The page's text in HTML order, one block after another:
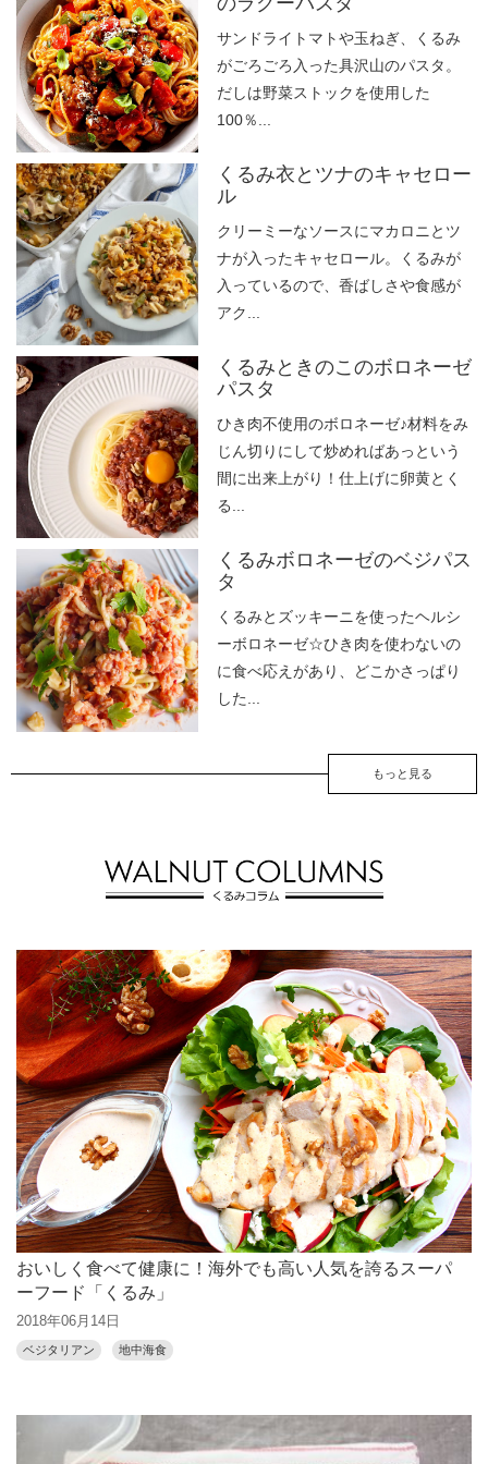
サンドライトマトや玉ねぎ、くるみ
がごろごろ入った具沢山のパスタ。
だしは野菜ストックを使用した
100％...
くるみ衣とツナのキャセロー
ル
クリーミーなソースにマカロニとツ
ナが入ったキャセロール。くるみが
入っているので、香ばしさや食感が
アク...
くるみときのこのボロネーゼ
パスタ
ひき肉不使用のボロネーゼ♪材料をみ
じん切りにして炒めればあっという
間に出来上がり！仕上げに卵黄とく
る...
くるみボロネーゼのベジパス
タ
くるみとズッキーニを使ったヘルシ
ーボロネーゼ☆ひき肉を使わないの
に食べ応えがあり、どこかさっぱり
した...
もっと見る
おいしく食べて健康に！海外でも高い人気を誇るスーパ
ーフード「くるみ」
2018年06月14日
ベジタリアン 地中海食